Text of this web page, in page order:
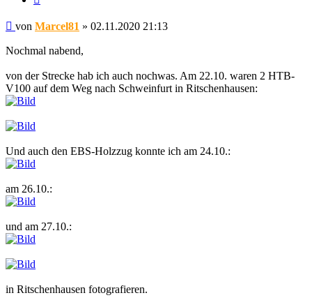
Beitrag
von Marcel81 » 02.11.2020 21:13
Nochmal nabend,
von der Strecke hab ich auch nochwas. Am 22.10. waren 2 HTB-
V100 auf dem Weg nach Schweinfurt in Ritschenhausen:
Und auch den EBS-Holzzug konnte ich am 24.10.:
am 26.10.:
und am 27.10.:
in Ritschenhausen fotografieren.